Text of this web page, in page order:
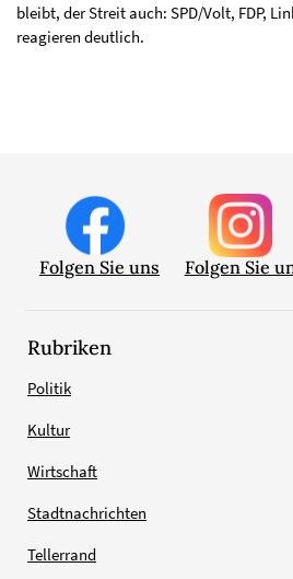
bleibt, der Streit auch: SPD/Volt, FDP,
reagieren deutlich.
Folgen Sie uns Folgen Sie
Rubriken
Politik
Kultur
Wirtschaft
Stadtnachrichten
Tellerrand